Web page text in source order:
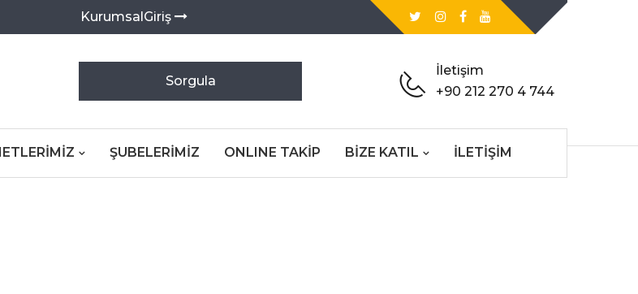
KurumsalGiriş
Sorgula
İletişim
+90 212 270 4 744
ŞUBELERIMIZ ONLINE TAKIP BİZE KATIL İLETIŞIM